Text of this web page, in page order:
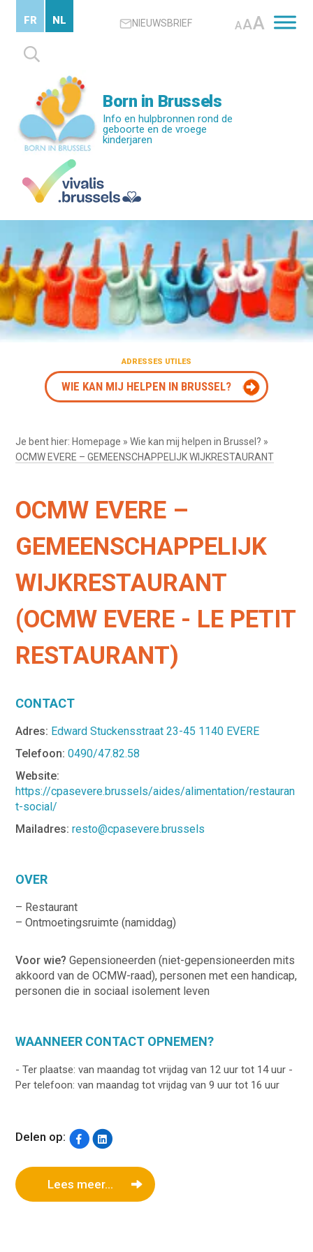
content
NIEUWSBRIEF AAA
Zoeken
naar:
FR NL
Born in Brussels
Info en hulpbronnen rond de
geboorte en de vroege
kinderjaren
ADRESSES UTILES
WIE KAN MIJ HELPEN IN BRUSSEL?
Je bent hier: Homepage »Wie kan mij helpen in Brussel? »
OCMW EVERE – GEMEENSCHAPPELIJK WIJKRESTAURANT
OCMW EVERE –
GEMEENSCHAPPELIJK
WIJKRESTAURANT
(OCMW EVERE - LE PETIT
RESTAURANT)
CONTACT
Adres: Edward Stuckensstraat 23-45 1140 EVERE
Telefoon: 0490/47.82.58
Website:
https://cpasevere.brussels/aides/alimentation/restauran
t-social/
Mailadres: resto@cpasevere.brussels
OVER
– Restaurant
– Ontmoetingsruimte (namiddag)
Voor wie? Gepensioneerden (niet-gepensioneerden mits
akkoord van de OCMW-raad), personen met een handicap,
personen die in sociaal isolement leven
WAANNEER CONTACT OPNEMEN?
- Ter plaatse: van maandag tot vrijdag van 12 uur tot 14 uur -
Per telefoon: van maandag tot vrijdag van 9 uur tot 16 uur
Delen op:
Lees meer...